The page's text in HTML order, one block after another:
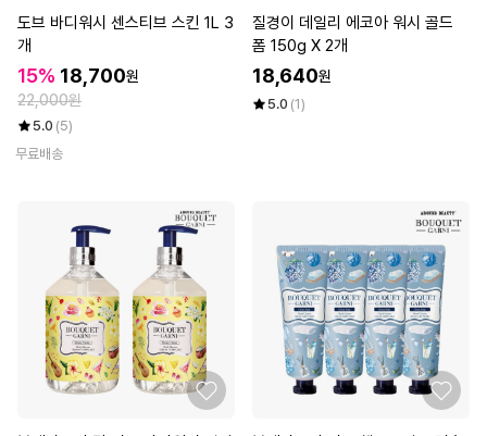
도브 바디워시 센스티브 스킨 1L 3
개
15% 18,700원
22,000원
5.0 (5)
무료배송
질경이 데일리 에코아 워시 골드
폼 150g X 2개
18,640원
5.0 (1)